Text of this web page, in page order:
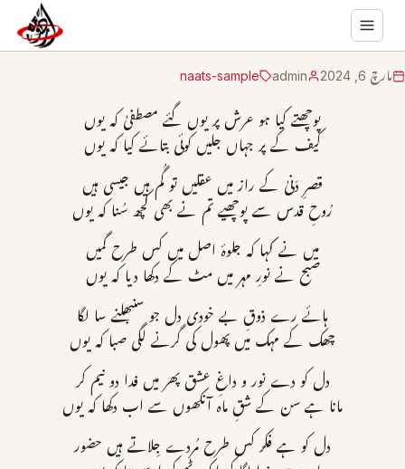
مارچ 6, 2024 admin
naats-sample
پوچھتے کیا ہو عرش پر یوں گئے مصطفیٰ کہ یوں
کیف کے پر جہاں جلیں کوئی بتائے کیا کہ یوں
قصرِ دَنیٰ کے راز میں عقلیں تو گُم ہیں جیسی ہیں
رُوحِ قدس سے پوچھیے تم نے بھی کچھ سُنا کہ یوں
میں نے کہا کہ جلوۂ اصل میں کس طرح گمیں
صبح نے نورِ مہر میں مٹ کے دکھا دیا کہ یوں
ہائے رے ذوقِ بے خودی دل جو سنبھلنے سا لگا
چھک کے مہک میں پھول کی گرنے لگی صبا کہ یوں
دل کو دے نور و داغِ عشق پھر میں فدا دو نیم کر
مانا ہے سن کے شقِ ماہ آنکھوں سے اب دکھا کہ یوں
دل کو ہے فکر کس طرح مُردے جِلاتے ہیں حضور